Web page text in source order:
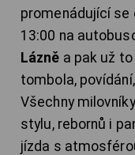
promenádující se
13:00 na
Lázně a pak už
tombola,
Všechny
stylu, rebornů i
jízda s